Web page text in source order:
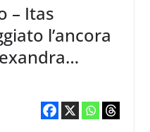
– Itas
l’ancora